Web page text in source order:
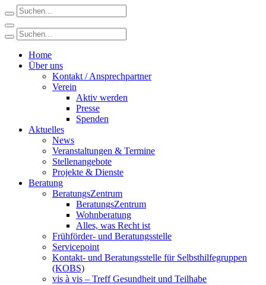
Home
Über uns
Kontakt / Ansprechpartner
Verein
Aktiv werden
Presse
Spenden
Aktuelles
News
Veranstaltungen & Termine
Stellenangebote
Projekte & Dienste
Beratung
BeratungsZentrum
BeratungsZentrum
Wohnberatung
Alles, was Recht ist
Frühförder- und Beratungsstelle
Servicepoint
Kontakt- und Beratungsstelle für Selbsthilfegruppen
(KOBS)
vis à vis – Treff Gesundheit und Teilhabe